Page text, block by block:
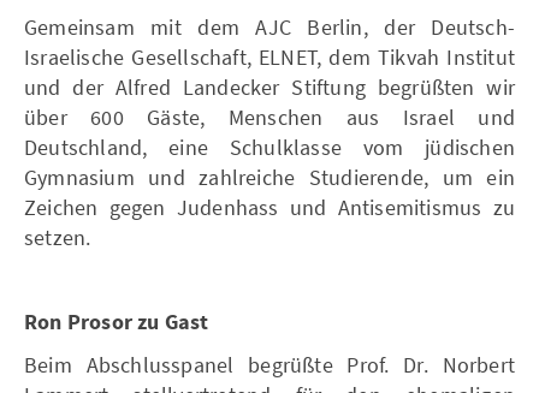
Gemeinsam mit dem AJC Berlin, der Deutsch-
Israelische Gesellschaft, ELNET, dem Tikvah Institut
und der Alfred Landecker Stiftung begrüßten wir
über 600 Gäste, Menschen aus Israel und
Deutschland, eine Schulklasse vom jüdischen
Gymnasium und zahlreiche Studierende, um ein
Zeichen gegen Judenhass und Antisemitismus zu
setzen.
Ron Prosor zu Gast
Beim Abschlusspanel begrüßte Prof. Dr. Norbert